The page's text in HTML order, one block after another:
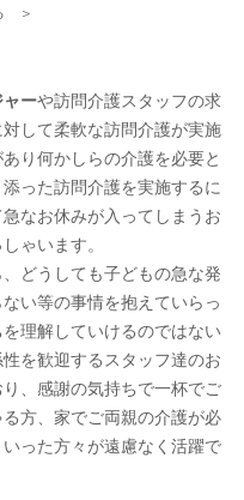
＞
ーや訪問介護スタッフの求
して柔軟な訪問介護が実施
り何かしらの介護を必要と
った訪問介護を実施するに
なお休みが入ってしまうお
ゃいます。
どうしても子どもの急な発
い等の事情を抱えていらっ
理解していけるのではない
を歓迎するスタッフ達のお
、感謝の気持ちで一杯でご
方、家でご両親の介護が必
った方々が遠慮なく活躍で